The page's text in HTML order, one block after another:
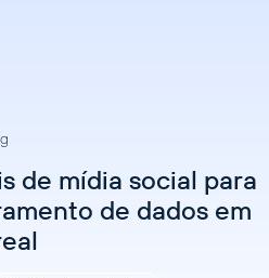
de mídia social para
de dados em